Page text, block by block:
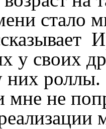
стало
у своих
них
не